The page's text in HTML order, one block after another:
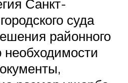
Санкт-
суда
районного
необходимости